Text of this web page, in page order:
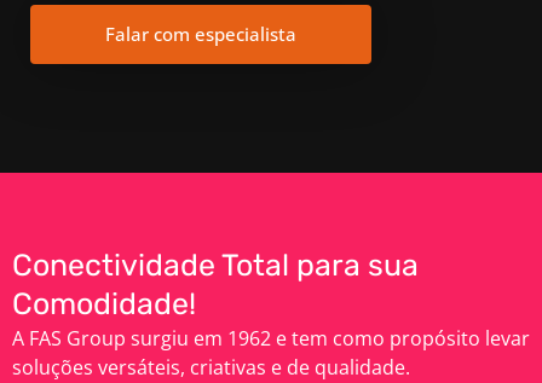
Falar com especialista
Conectividade Total para sua
Comodidade!
A FAS Group surgiu em 1962 e tem como propósito levar
soluções versáteis, criativas e de qualidade.